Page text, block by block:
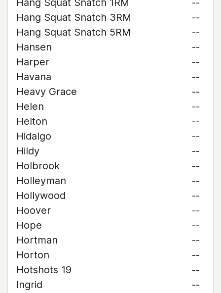
Hang Squat Snatch 1RM
--
Hang Squat Snatch 3RM
--
Hang Squat Snatch 5RM
--
Hansen
--
Harper
--
Havana
--
Heavy Grace
--
Helen
--
Helton
--
Hidalgo
--
Hildy
--
Holbrook
--
Holleyman
--
Hollywood
--
Hoover
--
Hope
--
Hortman
--
Horton
--
Hotshots 19
--
Ingrid
--